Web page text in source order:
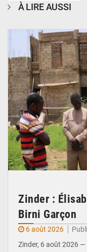
À LIRE AUSSI
Zinder :
Birni Garçon
6 août 2026
Zinder, 6 août 2026 —